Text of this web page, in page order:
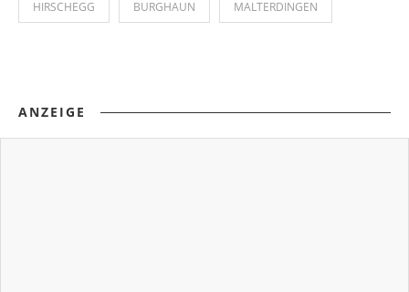
HIRSCHEGG BURGHAUN MALTERDINGEN
ANZEIGE